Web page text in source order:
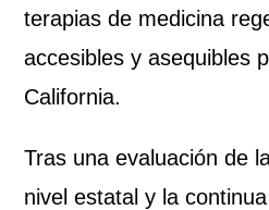
terapias de medicina
accesibles y asequibles
California.
Tras una evaluación de
nivel estatal y la